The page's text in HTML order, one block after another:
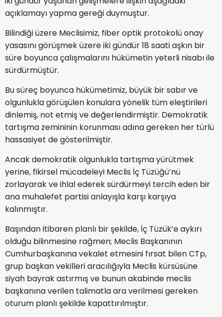
açıklamayı yapma gereği duymuştur.
Bilindiği üzere Meclisimiz, fiber optik protokolü onay
yasasını görüşmek üzere iki gündür 18 saati aşkın bir
süre boyunca çalışmalarını hükümetin yeterli nisabı ile
sürdürmüştür.
Bu süreç boyunca hükümetimiz, büyük bir sabır ve
olgunlukla görüşülen konulara yönelik tüm eleştirileri
dinlemiş, not etmiş ve değerlendirmiştir. Demokratik
tartışma zemininin korunması adına gereken her türlü
hassasiyet de gösterilmiştir.
Ancak demokratik olgunlukla tartışma yürütmek
yerine, fikirsel mücadeleyi Meclis İç Tüzüğü’nü
zorlayarak ve ihlal ederek sürdürmeyi tercih eden bir
ana muhalefet partisi anlayışla karşı karşıya
kalınmıştır.
Başından itibaren planlı bir şekilde, İç Tüzük’e aykırı
olduğu bilinmesine rağmen; Meclis Başkanının
Cumhurbaşkanına vekalet etmesini fırsat bilen CTp,
grup başkan vekilleri aracılığıyla Meclis kürsüsüne
siyah bayrak astırmış ve bunun akabinde meclis
başkanına verilen talimatla ara verilmesi gereken
oturum planlı şekilde kapattırılmıştır.